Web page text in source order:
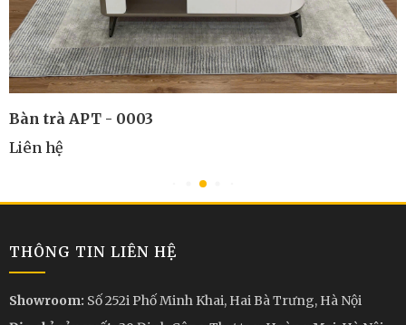
Bàn trà APT - 0003
Liên hệ
THÔNG TIN LIÊN HỆ
Showroom: Số 252i Phố Minh Khai, Hai Bà Trưng, Hà Nội